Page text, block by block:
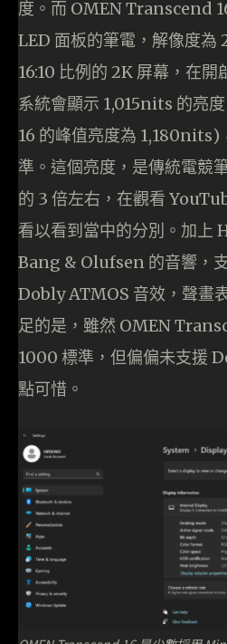
度。而 OMEN Transcend
LED 面板的筆電，解像度為
16:10 比例的 2K 屏幕，在開
系統會顯示 1,015nits 的亮
16 的峰值亮度為 1,180nits)
準。這個亮度，是傳統電競
的 3 倍左右，在觀看
看以看到當中的分別。加上
Bang & Olufsen 的音響，
Dobly ATMOS 音效，聲畫
足的是，雖然 OMEN
1000 標準，但偏偏未支援
點可惜。